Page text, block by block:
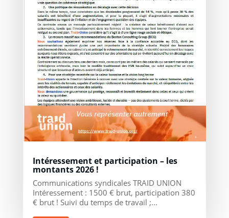
Intéressement et participation – les
montants 2026 !
Communications syndicales TRAID UNION
Intéressement : 1500 € brut, participation 380
€ brut ! Suivi du temps de travail ;...